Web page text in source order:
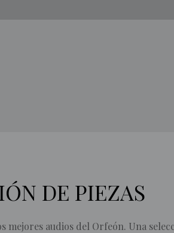
DE PIEZAS
mejores audios del Orfeón. Una